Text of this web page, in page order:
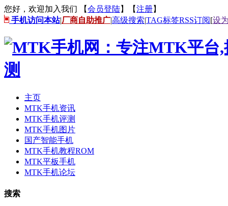
您好，欢迎加入我们 【会员登陆】【注册】
手机访问本站|厂商自助推广|高级搜索|TAG标签RSS订阅[设
主页
MTK手机资讯
MTK手机评测
MTK手机图片
国产智能手机
MTK手机教程ROM
MTK平板手机
MTK手机论坛
搜索